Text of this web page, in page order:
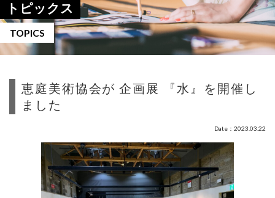
トピックス
TOPICS
恵庭美術協会が 企画展 『水』を開催し
ました
Date：2023.03.22